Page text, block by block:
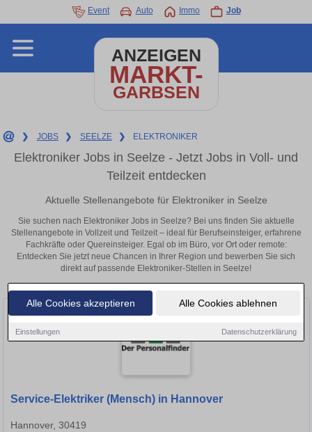
Alle Cookies akzeptieren Alle Cookies ablehnen
Einstellungen Datenschutzerklärung
Event Auto Immo Job
ANZEIGEN
MARKT-
GARBSEN
❯ JOBS ❯ SEELZE ❯ ELEKTRONIKER
Elektroniker Jobs in Seelze - Jetzt Jobs in Voll- und
Teilzeit entdecken
Aktuelle Stellenangebote für Elektroniker in Seelze
Sie suchen nach Elektroniker Jobs in Seelze? Bei uns finden Sie aktuelle
Stellenangebote in Vollzeit und Teilzeit – ideal für Berufseinsteiger, erfahrene
Fachkräfte oder Quereinsteiger. Egal ob im Büro, vor Ort oder remote:
Entdecken Sie jetzt neue Chancen in Ihrer Region und bewerben Sie sich
direkt auf passende Elektroniker-Stellen in Seelze!
Service-Elektriker (Mensch) in Hannover
Hannover, 30419